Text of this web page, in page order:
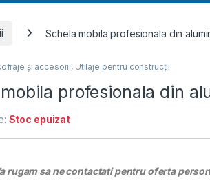
Schela mobila profesionala din
și accesorii, Utilaje pentru construcții
profesionala din
Stoc epuizat
rugam sa ne contactati pentru oferta